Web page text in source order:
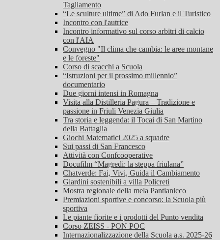
Tagliamento
“Le sculture ultime” di Ado Furlan e il Turistico
Incontro con l'autrice
Incontro informativo sul corso arbitri di calcio
con l'AIA
Convegno "Il clima che cambia: le aree montane
e le foreste"
Corso di scacchi a Scuola
“Istruzioni per il prossimo millennio”
documentario
Due giorni intensi in Romagna
Visita alla Distilleria Pagura – Tradizione e
passione in Friuli Venezia Giulia
Tra storia e leggenda: il Tocai di San Martino
della Battaglia
Giochi Matematici 2025 a squadre
Sui passi di San Francesco
Attività con Confcooperative
Docufilm “Magredi: la steppa friulana”
Chatverde: Fai, Vivi, Guida il Cambiamento
Giardini sostenibili a villa Policreti
Mostra regionale della mela Pantianicco
Premiazioni sportive e concorso: la Scuola più
sportiva
Le piante fiorite e i prodotti del Punto vendita
Corso ZEISS - PON POC
Internazionalizzazione della Scuola a.s. 2025-26